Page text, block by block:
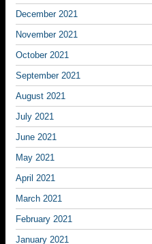
December 2021
November 2021
October 2021
September 2021
August 2021
July 2021
June 2021
May 2021
April 2021
March 2021
February 2021
January 2021